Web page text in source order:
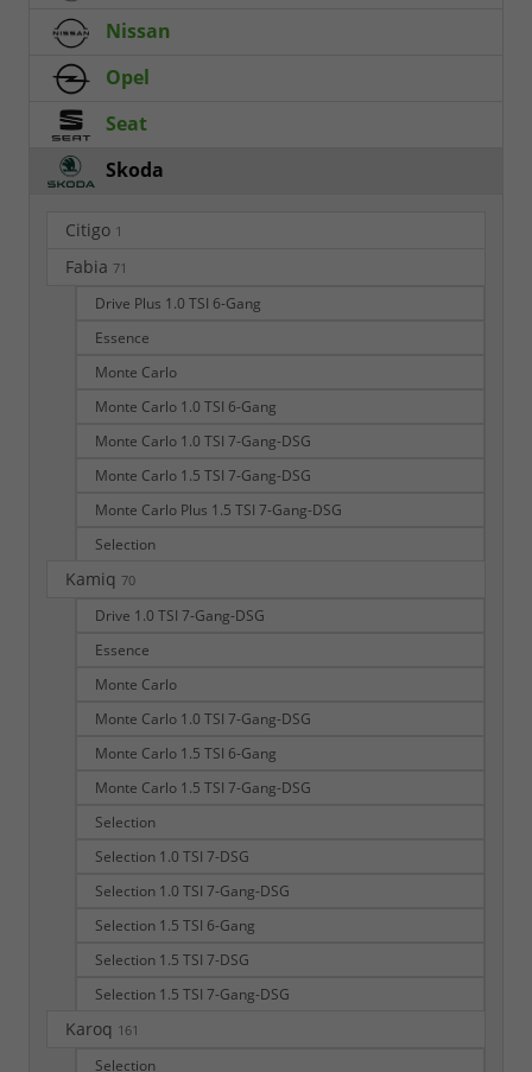
Nissan
Opel
Seat
Skoda
Citigo 1
Fabia 71
Drive Plus 1.0 TSI 6-Gang
Essence
Monte Carlo
Monte Carlo 1.0 TSI 6-Gang
Monte Carlo 1.0 TSI 7-Gang-DSG
Monte Carlo 1.5 TSI 7-Gang-DSG
Monte Carlo Plus 1.5 TSI 7-Gang-DSG
Selection
Kamiq 70
Drive 1.0 TSI 7-Gang-DSG
Essence
Monte Carlo
Monte Carlo 1.0 TSI 7-Gang-DSG
Monte Carlo 1.5 TSI 6-Gang
Monte Carlo 1.5 TSI 7-Gang-DSG
Selection
Selection 1.0 TSI 7-DSG
Selection 1.0 TSI 7-Gang-DSG
Selection 1.5 TSI 6-Gang
Selection 1.5 TSI 7-DSG
Selection 1.5 TSI 7-Gang-DSG
Karoq 161
Selection